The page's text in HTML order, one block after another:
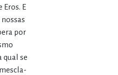
E
por
qual se